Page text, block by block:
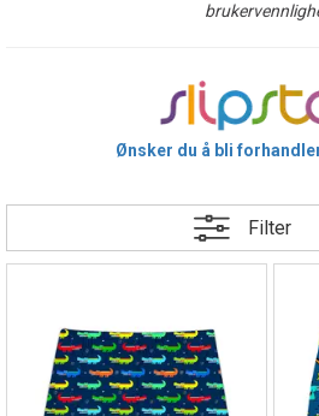
Ønsker du å bli
Filter